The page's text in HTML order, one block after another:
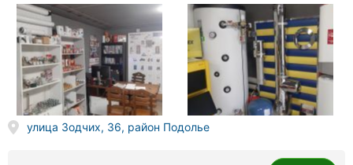
Все
города:
Винница
Житомир
Тернополь
улица Зодчих, 36, район Подолье